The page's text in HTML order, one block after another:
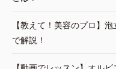
【教えて！美容のプロ】
で解説！